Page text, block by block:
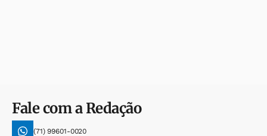
Fale com a Redação
(71) 99601-0020